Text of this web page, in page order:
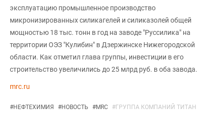
эксплуатацию промышленное производство
микронизированных силикагелей и силиказолей общей
мощностью 18 тыс. тонн в год на заводе "Руссилика" на
территории ОЭЗ "Кулибин" в Дзержинске Нижегородской
области. Как отметил глава группы, инвестиции в его
строительство увеличились до 25 млрд руб. в оба завода.
mrc.ru
#НЕФТЕХИМИЯ #НОВОСТЬ #MRC #ГРУППА КОМПАНИЙ ТИТАН